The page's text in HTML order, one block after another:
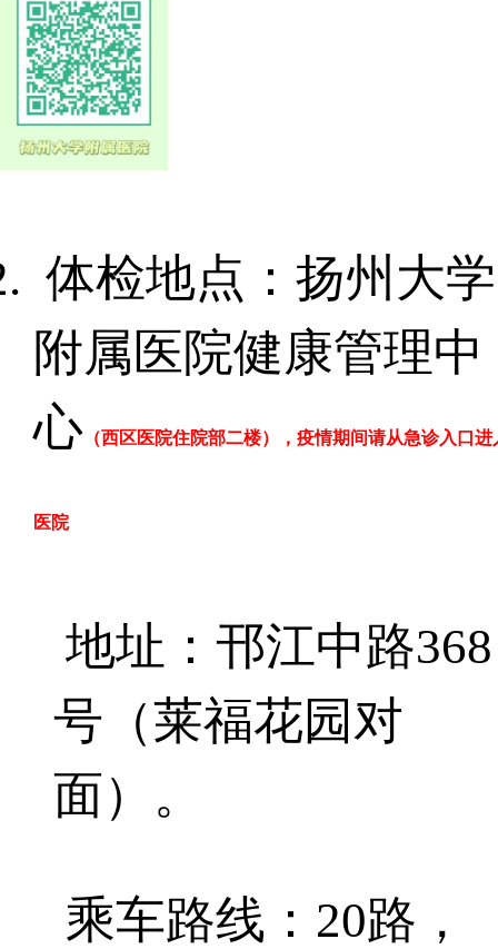
体检地点：扬州大学
附属医院健康管理中
心 （西区医院住院部二楼），疫情期间请从急诊入口进
医院
地址：邗江中路368
号（莱福花园对
面）。
乘车路线： 20路，